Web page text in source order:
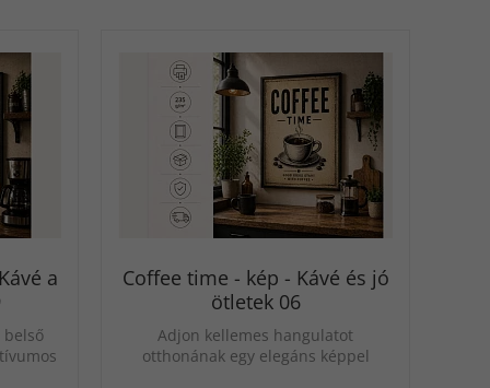
a
Coffee time - kép - Kávé és jó
ötletek 06
Adjon kellemes hangulatot
otthonának egy elegáns képpel